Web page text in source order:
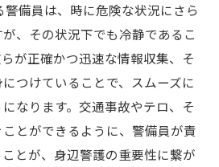
備員は、時に危険な状況にさら
、その状況下でも冷静であるこ
が正確かつ迅速な情報収集、そ
つけていることで、スムーズに
なります。交通事故やテロ、そ
とができるように、警備員が責
とが、身辺警護の重要性に繋が